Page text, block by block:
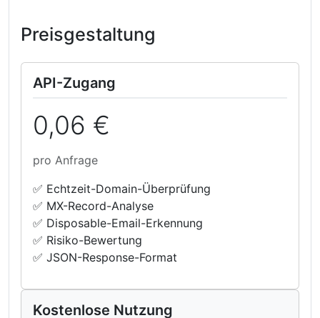
Preisgestaltung
API-Zugang
0,06 €
pro Anfrage
✅ Echtzeit-Domain-Überprüfung
✅ MX-Record-Analyse
✅ Disposable-Email-Erkennung
✅ Risiko-Bewertung
✅ JSON-Response-Format
Kostenlose Nutzung